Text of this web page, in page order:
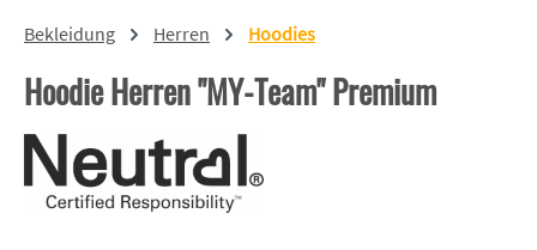
Bekleidung Herren Hoodies
Hoodie Herren "MY-Team" Premium